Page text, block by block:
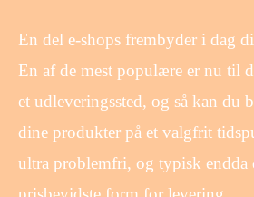
En del e-shops frembyder i dag
En af de mest populære er nu til
et udleveringssted, og så kan du
dine produkter på et valgfrit
ultra problemfri, og typisk endda